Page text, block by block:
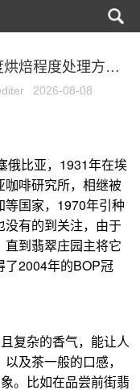
丰富甜感的瑰夏精品咖啡豆研磨度烘焙程度处理方法简介
2026-08-08
俄比亚，1931年在埃
咖啡研究所，相继被
国家，1970年引种
没有的到关注，由于
到翡翠庄园主将它
了2004年的BOP冠
复杂的香气，能让人
及茶一般的口感，
。比如在品尝前街翡